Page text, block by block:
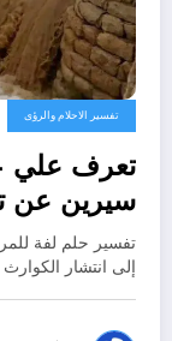
تفسير الاحلام والرؤى
سيرين عن
– بالتفصيل
تفسير حلم لفة
إلى انتشار